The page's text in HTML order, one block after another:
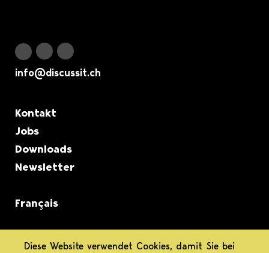
Discuss it auf Facebook
Discuss it auf Instagram
Discuss it auf Youtube
info@discussit.ch
Metanavigation
Kontakt
Jobs
Downloads
Newsletter
Français
informiert.
Diese Website verwendet Cookies, damit Sie bei